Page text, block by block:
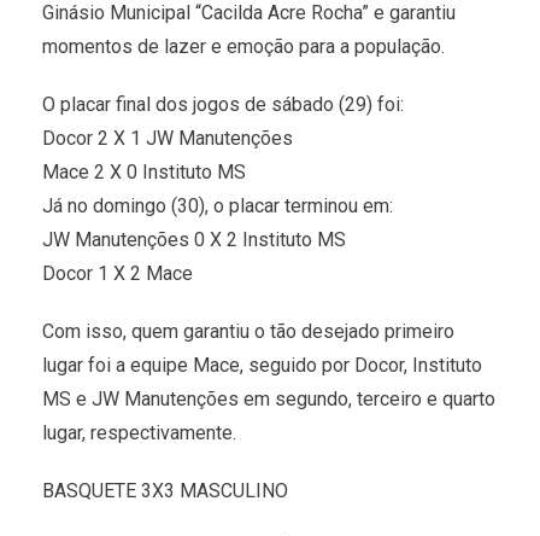
Ginásio Municipal “Cacilda Acre Rocha” e garantiu
momentos de lazer e emoção para a população.
O placar final dos jogos de sábado (29) foi:
Docor 2 X 1 JW Manutenções
Mace 2 X 0 Instituto MS
Já no domingo (30), o placar terminou em:
JW Manutenções 0 X 2 Instituto MS
Docor 1 X 2 Mace
Com isso, quem garantiu o tão desejado primeiro
lugar foi a equipe Mace, seguido por Docor, Instituto
MS e JW Manutenções em segundo, terceiro e quarto
lugar, respectivamente.
BASQUETE 3X3 MASCULINO